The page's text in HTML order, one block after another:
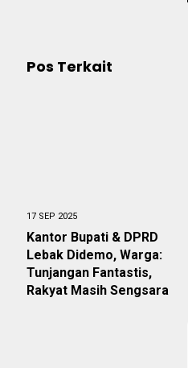
Pos Terkait
17 SEP 2025
Kantor Bupati & DPRD
Lebak Didemo, Warga:
Tunjangan Fantastis,
Rakyat Masih Sengsara